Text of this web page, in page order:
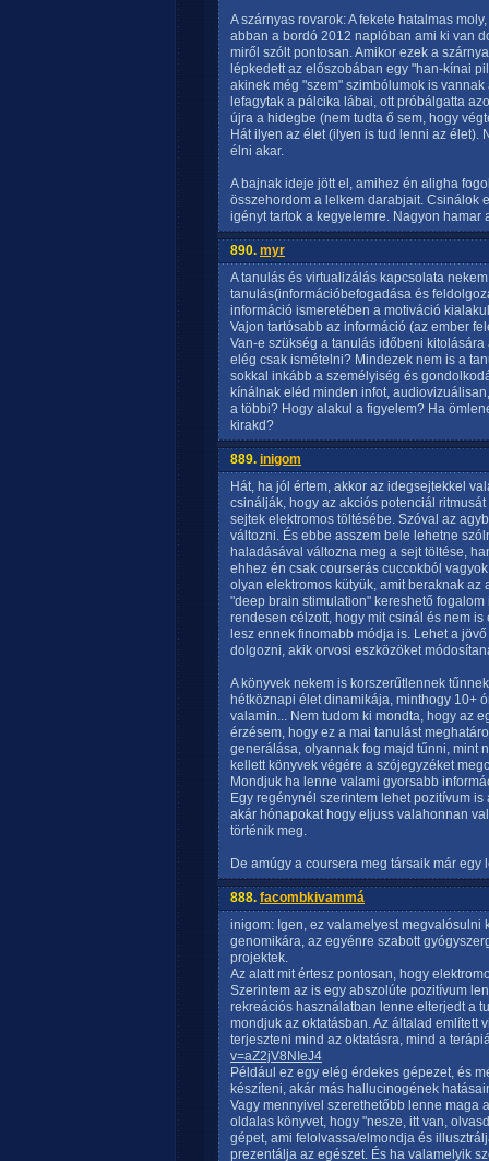
A szárnyas rovarok: A fekete hatalmas
abban a bordó 2012 naplóban ami ki van
miről szólt pontosan. Amikor ezek a
lépkedett az előszobában egy "han-kínai
akinek még "szem" szimbólumok is
lefagytak a pálcika lábai, ott próbálgatta
újra a hidegbe (nem tudta ő sem, hogy
Hát ilyen az élet (ilyen is tud lenni az élet).
élni akar.
A bajnak ideje jött el, amihez én aligha
összehordom a lelkem darabjait. Csinálok
igényt tartok a kegyelemre. Nagyon
890. myr
A tanulás és virtualizálás kapcsolata
tanulás(információbefogadása és
információ ismeretében a motiváció
Vajon tartósabb az információ (az ember
Van-e szükség a tanulás időbeni
elég csak ismételni? Mindezek nem is a
sokkal inkább a személyiség és
kínálnak eléd minden infot,
a többi? Hogy alakul a figyelem? Ha
kirakd?
889. inigom
Hát, ha jól értem, akkor az idegsejtekkel
csinálják, hogy az akciós potenciál
sejtek elektromos töltésébe. Szóval az
változni. És ebbe asszem bele lehetne
haladásával változna meg a sejt töltése,
ehhez én csak courserás cuccokból
olyan elektromos kütyük, amit beraknak
"deep brain stimulation" kereshető
rendesen célzott, hogy mit csinál és nem
lesz ennek finomabb módja is. Lehet a
dolgozni, akik orvosi eszközöket
A könyvek nekem is korszerűtlennek
hétköznapi élet dinamikája, minthogy 10+
valamin... Nem tudom ki mondta, hogy az
érzésem, hogy ez a mai tanulást
generálása, olyannak fog majd tűnni, mint
kellett könyvek végére a szójegyzéket
Mondjuk ha lenne valami gyorsabb
Egy regénynél szerintem lehet pozitívum
akár hónapokat hogy eljuss valahonnan
történik meg.
De amúgy a coursera meg társaik már
888. facombkivammá
inigom: Igen, ez valamelyest
genomikára, az egyénre szabott
projektek.
Az alatt mit értesz pontosan, hogy
Szerintem az is egy abszolúte pozitívum
rekreációs használatban lenne elterjedt a
mondjuk az oktatásban. Az általad említett
terjeszteni mind az oktatásra, mind a
v=aZ2jV8NIeJ4
Például ez egy elég érdekes gépezet, és
készíteni, akár más hallucinogének
Vagy mennyivel szerethetőbb lenne maga
oldalas könyvet, hogy "nesze, itt van,
gépet, ami felolvassa/elmondja és
prezentálja az egészet. És ha valamelyik